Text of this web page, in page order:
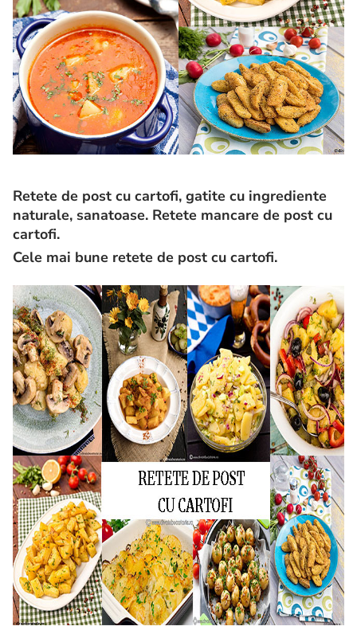
Retete de post cu cartofi, gatite cu ingrediente
naturale, sanatoase. Retete mancare de post cu
cartofi.
Cele mai bune retete de post cu cartofi.